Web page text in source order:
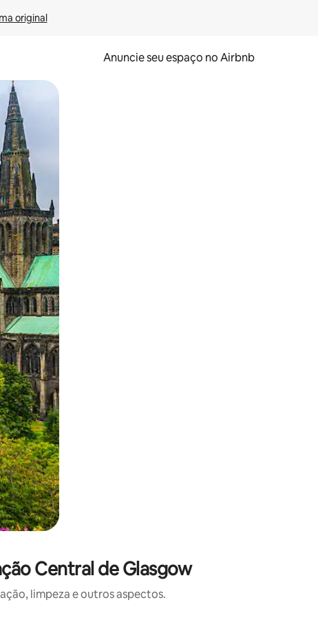
original
Anuncie seu espaço no Airbnb
deslizando o dedo na tela.
Central de Glasgow
limpeza e outros aspectos.